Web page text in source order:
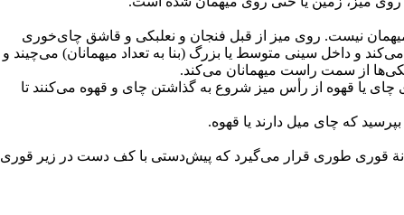
نیست. روی میز از قبل فنجان و نعلبکی و قاشق چای‌خوری
می‌کند و داخل سینی متوسط یا بزرگ (بنا به تعداد میهمانان) می‌چیند و
از سمت راست میهمانان می‌کند.
با دو سینی جداگانه حاوی چای یا قهوه از رأس میز شروع به گذاشتن چای و قهوه می‌کنند تا
که چای میل دارند یا قهوه.
قوری طوری قرار می‌گیرد که پیش‌دستی با کف دست در زیر قوری